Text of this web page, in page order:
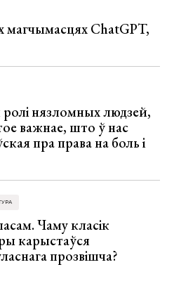
магчымасцях ChatGPT,
нязломных людзей,
важнае, што ў нас
пра права на боль і
Чаму класік
карыстаўся
прозвішча?